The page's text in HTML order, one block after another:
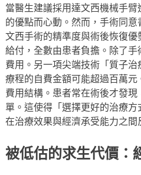
當醫生建議採用達文西機械手
的優點而心動。然而，手術同
文西手術的精準度與術後恢復
給付，全數由患者負擔。除了
費用。另一項尖端技術「質子
療程的自費金額可能超過百萬
費用結構。患者常在術後才發
單。這使得「選擇更好的治療
在治療效果與經濟承受能力之間
被低估的求生代價：